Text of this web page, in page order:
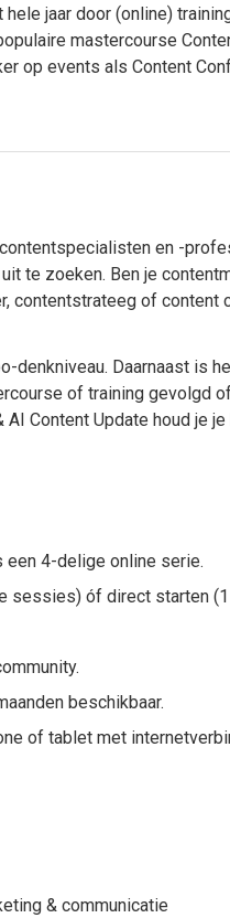
jaar door (online)
mastercourse
op events als Content
en -
te zoeken. Ben je
contentstrateeg of content
Daarnaast is
of training gevolgd
Content Update houd je
een 4-delige online serie.
sessies) óf direct starten
beschikbaar.
of tablet met
& communicatie